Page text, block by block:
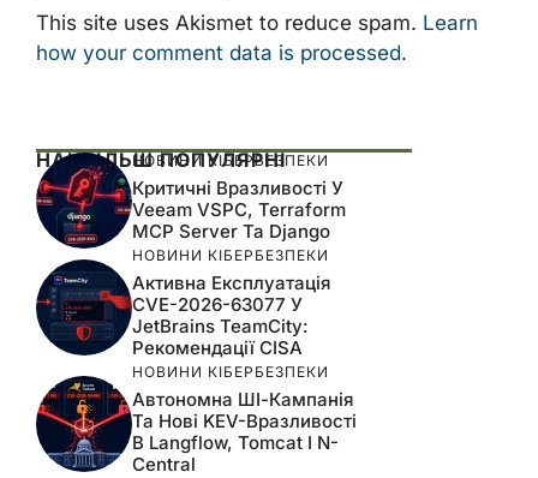
This site uses Akismet to reduce spam. Learn
how your comment data is processed.
НАЙБІЛЬШ ПОПУЛЯРНІ
НОВИНИ КІБЕРБЕЗПЕКИ
Критичні Вразливості У
Veeam VSPC, Terraform
MCP Server Та Django
НОВИНИ КІБЕРБЕЗПЕКИ
Активна Експлуатація
CVE-2026-63077 У
JetBrains TeamCity:
Рекомендації CISA
НОВИНИ КІБЕРБЕЗПЕКИ
Автономна ШІ-Кампанія
Та Нові KEV-Вразливості
В Langflow, Tomcat І N-
Central